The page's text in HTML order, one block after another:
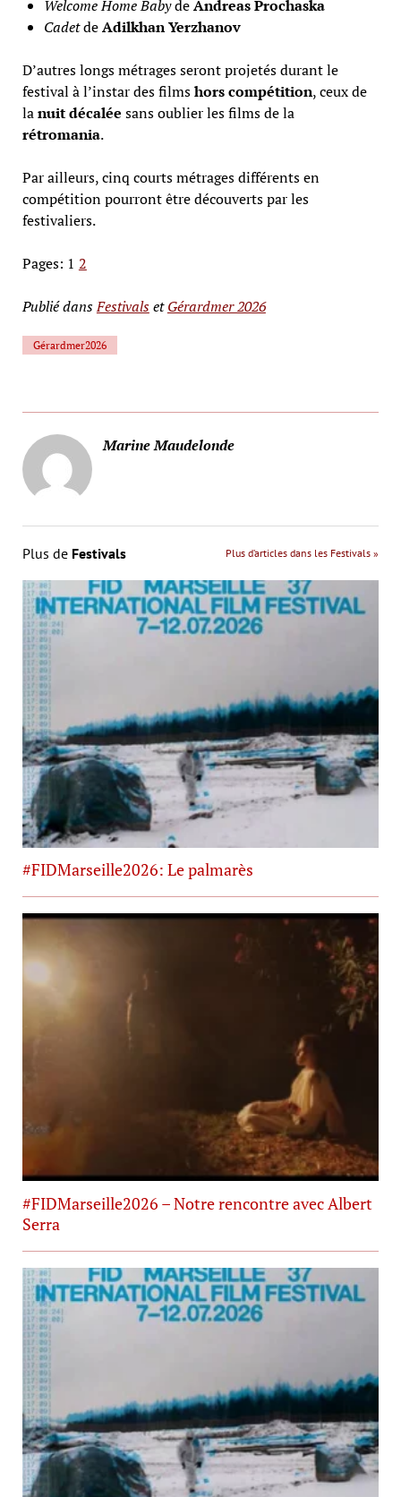
Welcome Home BabydeAndreas Prochaska
CadetdeAdilkhan Yerzhanov
D’autres longs métrages seront projetés durant le
festival à l’instar des filmshors compétition, ceux de
lanuit décalée sans oublier les films de la
rétromania.
Par ailleurs, cinq courts métrages différents en
compétition pourront être découverts par les
festivaliers.
Pages: 1 2
Publié dansFestivalsetGérardmer 2026
Gérardmer2026
Marine Maudelonde
Plus de Festivals Plus d’articles dans les Festivals »
#FIDMarseille2026: Le palmarès
#FIDMarseille2026 – Notre rencontre avec Albert
Serra